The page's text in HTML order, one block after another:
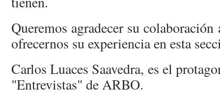
Queremos agradecer su colaboración
ofrecernos su experiencia en esta
Carlos Luaces Saavedra, es el
"Entrevistas" de ARBO.